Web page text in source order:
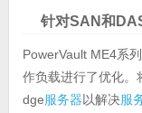
针对SAN和
PowerVault ME4系
作负载进行了优化。
dge服务器以解决服